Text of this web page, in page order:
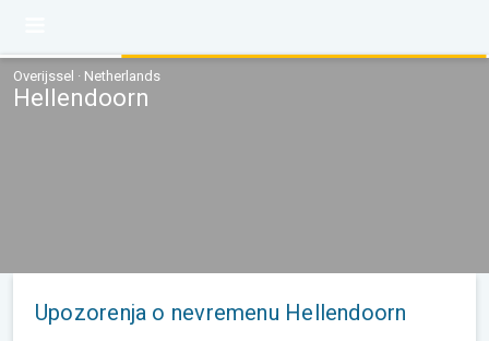
Overijssel · Netherlands
Hellendoorn
Upozorenja o nevremenu Hellendoorn